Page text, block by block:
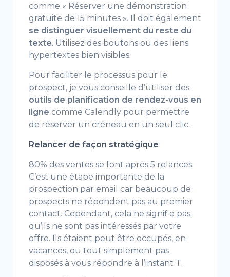
comme « Réserver une démonstration
gratuite de 15 minutes ». Il doit également
se distinguer visuellement du reste du
texte. Utilisez des boutons ou des liens
hypertextes bien visibles.
Pour faciliter le processus pour le
prospect, je vous conseille d’utiliser des
outils de planification de rendez-vous en
ligne comme Calendly pour permettre
de réserver un créneau en un seul clic.
Relancer de façon stratégique
80% des ventes se font après 5 relances.
C’est une étape importante de la
prospection par email car beaucoup de
prospects ne répondent pas au premier
contact. Cependant, cela ne signifie pas
qu’ils ne sont pas intéressés par votre
offre. Ils étaient peut être occupés, en
vacances, ou tout simplement pas
disposés à vous répondre à l’instant T.